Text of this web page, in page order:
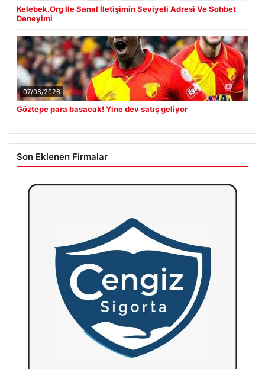
Kelebek.Org İle Sanal İletişimin Seviyeli Adresi Ve Sohbet
Deneyimi
07/08/2026
Göztepe para basacak! Yine dev satış geliyor
Son Eklenen Firmalar